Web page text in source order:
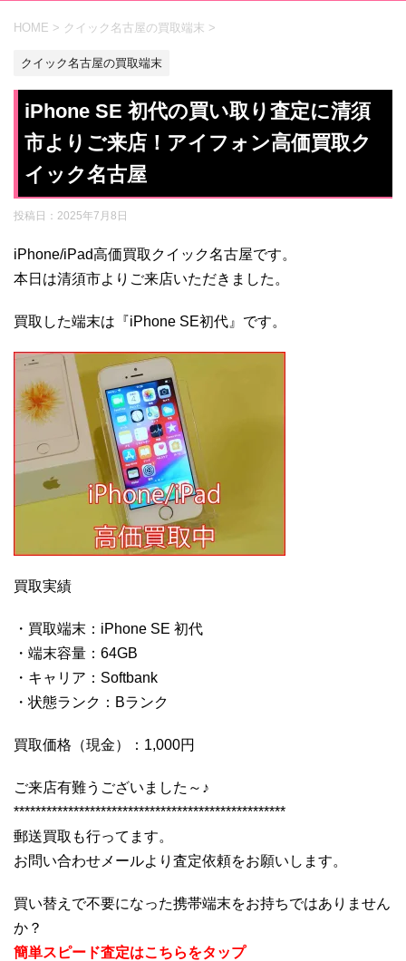
HOME > クイック名古屋の買取端末 >
クイック名古屋の買取端末
iPhone SE 初代の買い取り査定に清須
市よりご来店！アイフォン高価買取ク
イック名古屋
投稿日： 2025年7月8日
iPhone/iPad高価買取クイック名古屋です。
本日は清須市よりご来店いただきました。
買取した端末は『iPhone SE初代』です。
買取実績
・買取端末：iPhone SE 初代
・端末容量：64GB
・キャリア：Softbank
・状態ランク：Bランク
買取価格（現金）：1,000円
ご来店有難うございました～♪
**************************************************
郵送買取も行ってます。
お問い合わせメールより査定依頼をお願いします。
買い替えで不要になった携帯端末をお持ちではありません
か？
簡単スピード査定はこちらをタップ